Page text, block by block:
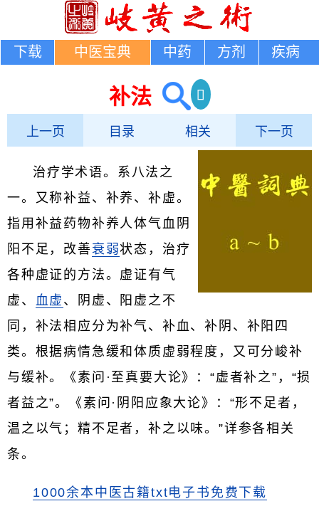
下载 中医宝典 中药 方剂 疾病
补法
上一页 目录 相关 下一页
治疗学术语。系八法之
一。又称补益、补养、补虚。
指用补益药物补养人体气血阴
阳不足，改善衰弱状态，治疗
各种虚证的方法。虚证有气
虚、 血虚 、阴虚、阳虚之不
同，补法相应分为补气、补血、补阴、补阳四
类。根据病情急缓和体质虚弱程度，又可分峻补
与缓补。《素问·至真要大论》：“虚者补之”，“损
者益之”。《素问·阴阳应象大论》：“形不足者，
温之以气；精不足者，补之以味。”详参各相关
条。
1000余本中医古籍txt电子书免费下载